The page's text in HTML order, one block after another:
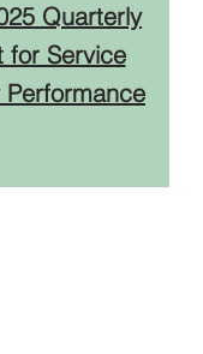
Quarterly
for Service
Performance